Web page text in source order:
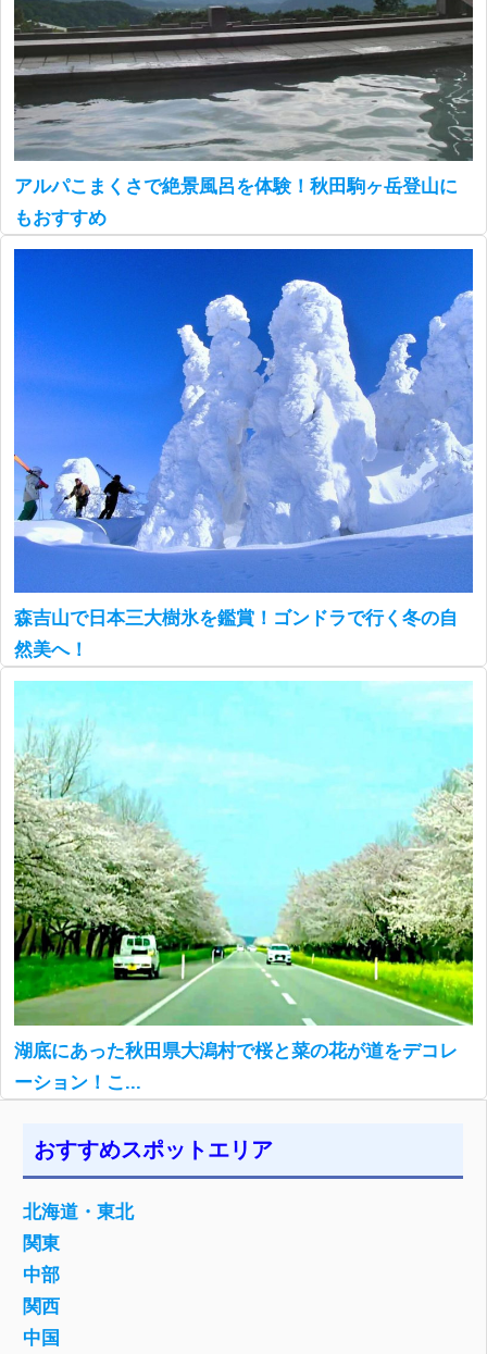
アルパこまくさで絶景風呂を体験！秋田駒ヶ岳登山に
もおすすめ
森吉山で日本三大樹氷を鑑賞！ゴンドラで行く冬の自
然美へ！
湖底にあった秋田県大潟村で桜と菜の花が道をデコレ
ーション！こ...
おすすめスポットエリア
北海道・東北
関東
中部
関西
中国